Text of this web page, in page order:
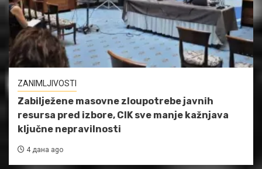
ZANIMLJIVOSTI
Zabilježene masovne zloupotrebe javnih
resursa pred izbore, CIK sve manje kažnjava
ključne nepravilnosti
4 дана ago